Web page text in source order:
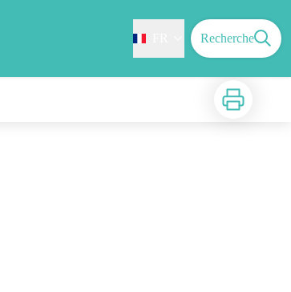
Recherche
Imprimer